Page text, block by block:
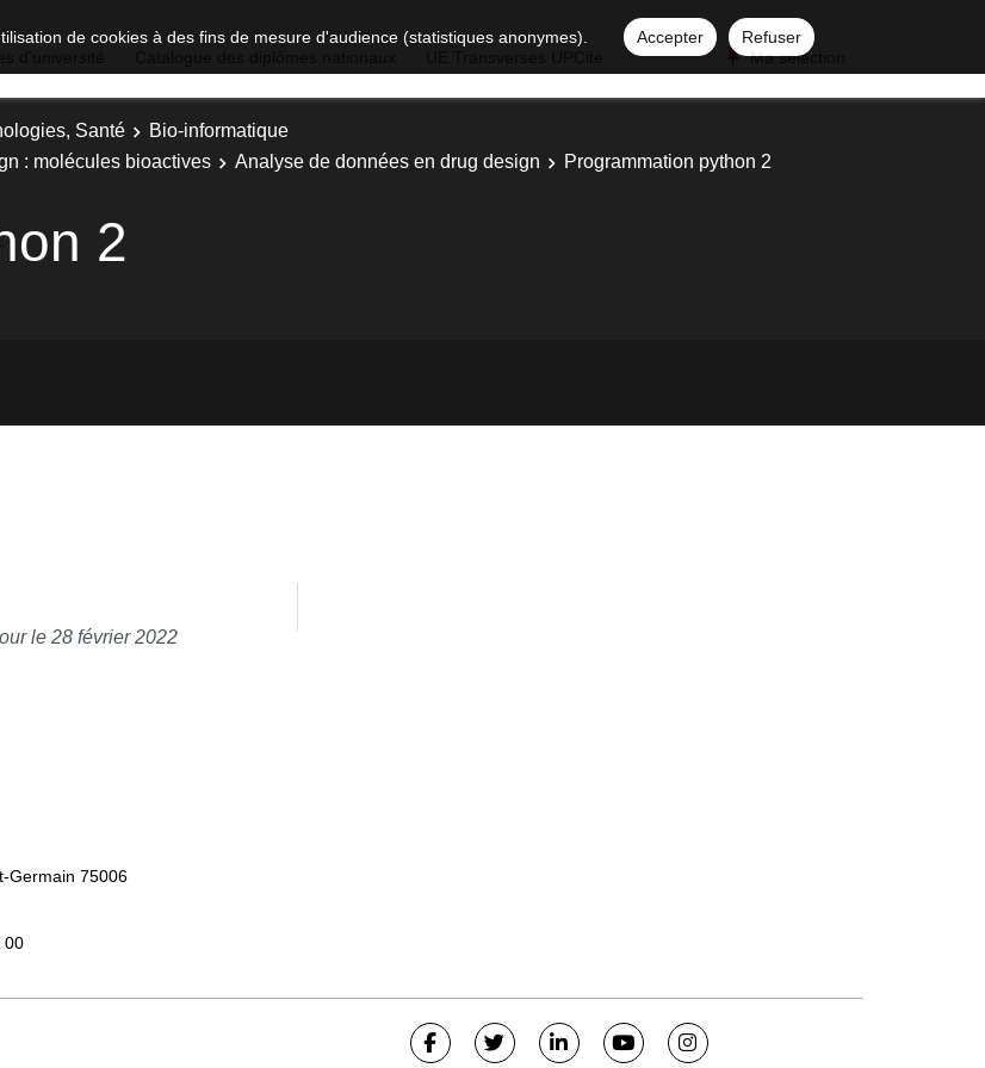
de cookies à des fins de mesure d'audience (statistiques anonymes). Accepter
Refuser
Ma sélection
Santé
Bio-informatique
: molécules bioactives
Analyse de données en drug design Programmation python 2
2
le 28 février 2022
Germain 75006
00